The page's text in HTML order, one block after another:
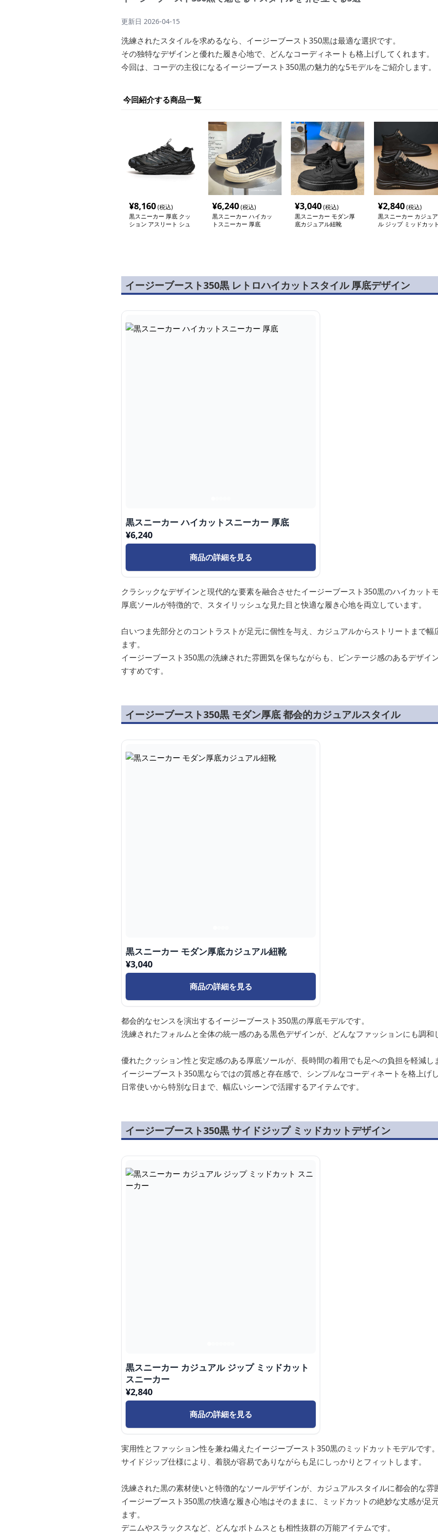
更新日 2026-04-15
洗練されたスタイルを求めるなら、イージーブースト350黒は最適な選択です。
その独特なデザインと優れた履き心地で、どんなコーディネートも格上げしてくれます。
今回は、コーデの主役になるイージーブースト350黒の魅力的な5モデルをご紹介します。
今回紹介する商品一覧
¥8,160(税込)
黒スニーカー 厚底 クッ
ション アスリート シュ
¥6,240(税込)
黒スニーカー ハイカッ
トスニーカー 厚底
¥3,040(税込)
黒スニーカー モダン厚
底カジュアル紐靴
¥2,840(税込)
黒スニーカー カジュア
ル ジップ ミッドカット
イージーブースト350黒 レトロハイカットスタイル 厚底デザイン
黒スニーカー ハイカットスニーカー 厚底
¥6,240
商品の詳細を見る
クラシックなデザインと現代的な要素を融合させたイージーブースト350黒のハイカットモ
厚底ソールが特徴的で、スタイリッシュな見た目と快適な履き心地を両立しています。
白いつま先部分とのコントラストが足元に個性を与え、カジュアルからストリートまで幅
ます。
イージーブースト350黒の洗練された雰囲気を保ちながらも、ビンテージ感のあるデザイ
すすめです。
イージーブースト350黒 モダン厚底 都会的カジュアルスタイル
黒スニーカー モダン厚底カジュアル紐靴
¥3,040
商品の詳細を見る
都会的なセンスを演出するイージーブースト350黒の厚底モデルです。
洗練されたフォルムと全体の統一感のある黒色デザインが、どんなファッションにも調和
優れたクッション性と安定感のある厚底ソールが、長時間の着用でも足への負担を軽減し
イージーブースト350黒ならではの質感と存在感で、シンプルなコーディネートを格上げ
日常使いから特別な日まで、幅広いシーンで活躍するアイテムです。
イージーブースト350黒 サイドジップ ミッドカットデザイン
黒スニーカー カジュアル ジップ ミッドカット
スニーカー
¥2,840
商品の詳細を見る
実用性とファッション性を兼ね備えたイージーブースト350黒のミッドカットモデルです。
サイドジップ仕様により、着脱が容易でありながらも足にしっかりとフィットします。
洗練された黒の素材使いと特徴的なソールデザインが、カジュアルスタイルに都会的な雰
イージーブースト350黒の快適な履き心地はそのままに、ミッドカットの絶妙な丈感が足
ます。
デニムやスラックスなど、どんなボトムスとも相性抜群の万能アイテムです。